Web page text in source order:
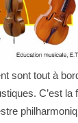
sont tout à
C’est